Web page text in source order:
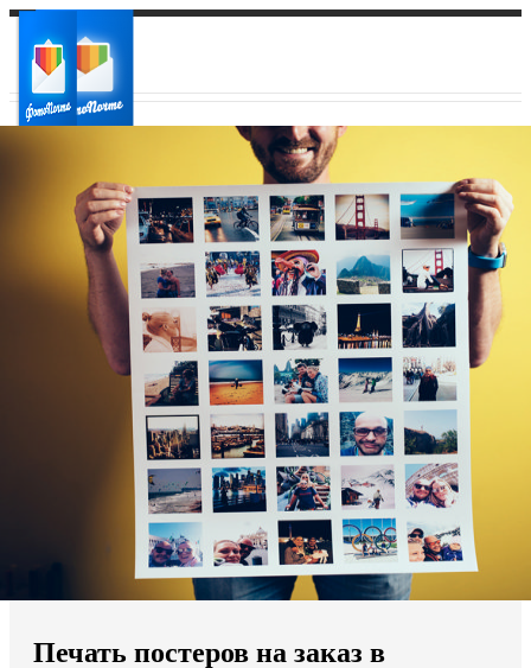
Ваш город:
Ваш регион доставки
Выберите из списка:
Мы доставляем по всему миру
Печать постеров на заказ в